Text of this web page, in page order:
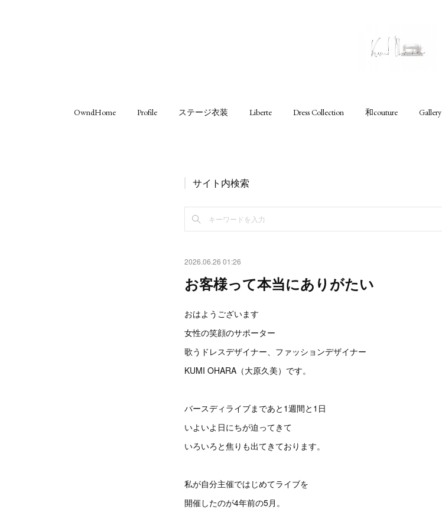
OwndHome Profile ステージ衣装 Liberte Dress Collection 和couture Gallery
サイト内検索
2026.06.26 01:26
お客様って本当にありがたい
おはようございます
女性の笑顔のサポーター
歌うドレスデザイナー、ファッションデザイナー
KUMI OHARA（大原久美）です。
バースディライブまであと1週間と1日
いよいよ日にちが迫ってきて
いろいろと焦りも出てきております。
私が自分主催ではじめてライブを
開催したのが4年前の5月。